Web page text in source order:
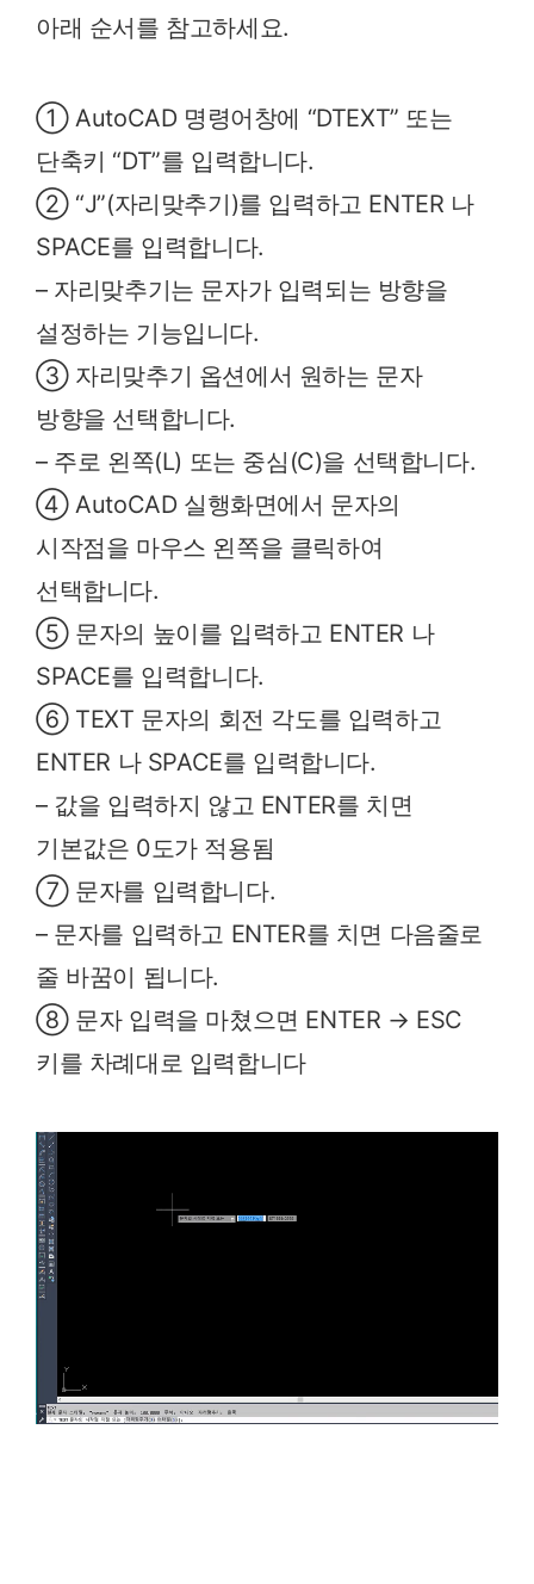
아래 순서를 참고하세요.
① AutoCAD 명령어창에 “DTEXT” 또는
단축키 “DT”를 입력합니다.
② “J”(자리맞추기)를 입력하고 ENTER 나
SPACE를 입력합니다.
– 자리맞추기는 문자가 입력되는 방향을
설정하는 기능입니다.
③ 자리맞추기 옵션에서 원하는 문자
방향을 선택합니다.
– 주로 왼쪽(L) 또는 중심(C)을 선택합니다.
④ AutoCAD 실행화면에서 문자의
시작점을 마우스 왼쪽을 클릭하여
선택합니다.
⑤ 문자의 높이를 입력하고 ENTER 나
SPACE를 입력합니다.
⑥ TEXT 문자의 회전 각도를 입력하고
ENTER 나 SPACE를 입력합니다.
– 값을 입력하지 않고 ENTER를 치면
기본값은 0도가 적용됨
⑦ 문자를 입력합니다.
– 문자를 입력하고 ENTER를 치면 다음줄로
줄 바꿈이 됩니다.
⑧ 문자 입력을 마쳤으면 ENTER → ESC
키를 차례대로 입력합니다